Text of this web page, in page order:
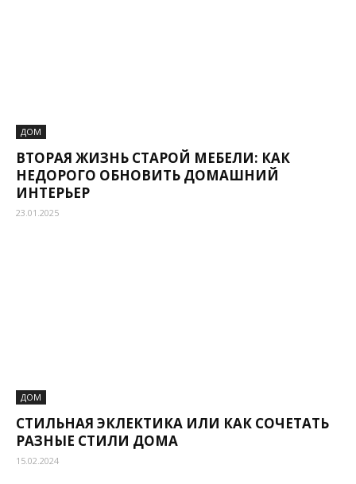
ДОМ
ВТОРАЯ ЖИЗНЬ СТАРОЙ МЕБЕЛИ: КАК
НЕДОРОГО ОБНОВИТЬ ДОМАШНИЙ
ИНТЕРЬЕР
23.01.2025
ДОМ
СТИЛЬНАЯ ЭКЛЕКТИКА ИЛИ КАК СОЧЕТАТЬ
РАЗНЫЕ СТИЛИ ДОМА
15.02.2024